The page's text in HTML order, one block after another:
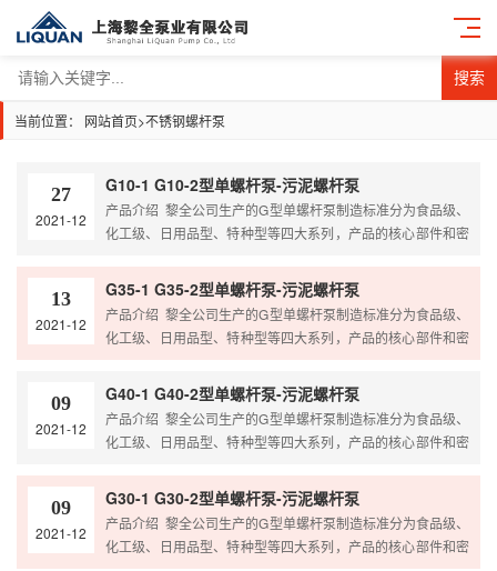
搜索
当前位置： 网站首页>不锈钢螺杆泵
27
2021-12
G10-1 G10-2型单螺杆泵-污泥螺杆泵
产品介绍 黎全公司生产的G型单螺杆泵制造标准分为食品级、
化工级、日用品型、特种型等四大系列，产品的核心部件和密
形式，以满足各种物料的需要。 根据客户要求进出口形式可选
配卡箍快装式、法兰式、内螺纹、外螺纹、活接头
泵体可定做耐高温型，保温型，水冷却型 泵体材质可分为：
铸铁、不锈钢304、不锈钢316、316…
13
2021-12
G35-1 G35-2型单螺杆泵-污泥螺杆泵
产品介绍 黎全公司生产的G型单螺杆泵制造标准分为食品级、
化工级、日用品型、特种型等四大系列，产品的核心部件和密
封装置，根据介质的不同特性，采用不同的材质和不同的密封
形式，以满足各种物料的需要。 根据客户要求进出口形式可选
配卡箍快装式、法兰式、内螺纹、外螺纹、活接头
泵体可定做耐高温型，保温型，水冷却型 泵体材质可分为：
铸铁、不锈钢304、不锈钢316、316…
09
2021-12
G40-1 G40-2型单螺杆泵-污泥螺杆泵
产品介绍 黎全公司生产的G型单螺杆泵制造标准分为食品级、
化工级、日用品型、特种型等四大系列，产品的核心部件和密
形式，以满足各种物料的需要。 根据客户要求进出口形式可选
配卡箍快装式、法兰式、内螺纹、外螺纹、活接头
泵体可定做耐高温型，保温型，水冷却型 泵体材质可分为：
铸铁、不锈钢304、不锈钢316、316…
09
2021-12
G30-1 G30-2型单螺杆泵-污泥螺杆泵
产品介绍 黎全公司生产的G型单螺杆泵制造标准分为食品级、
化工级、日用品型、特种型等四大系列，产品的核心部件和密